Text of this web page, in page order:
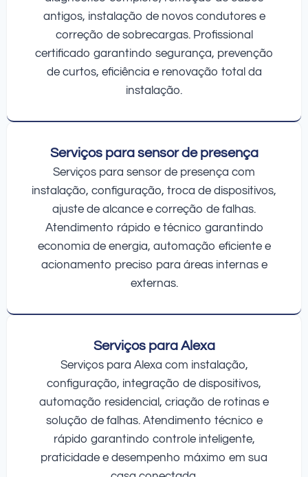
antigos, instalação de novos condutores e
correção de sobrecargas. Profissional
certificado garantindo segurança, prevenção
de curtos, eficiência e renovação total da
instalação.
Serviços para sensor de presença
Serviços para sensor de presença com
instalação, configuração, troca de dispositivos,
ajuste de alcance e correção de falhas.
Atendimento rápido e técnico garantindo
economia de energia, automação eficiente e
acionamento preciso para áreas internas e
externas.
Serviços para Alexa
Serviços para Alexa com instalação,
configuração, integração de dispositivos,
automação residencial, criação de rotinas e
solução de falhas. Atendimento técnico e
rápido garantindo controle inteligente,
praticidade e desempenho máximo em sua